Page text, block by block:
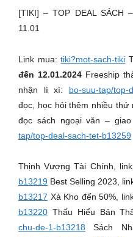
[TIKI] – TOP DEAL SÁCH
11.01
Link mua:tiki?mot-sach-tiki
đến 12.01.2024 Freeship
nhận lì xì: bo-suu-tap/top-
đọc, học hỏi thêm nhiều thứ
đọc sách ngoại văn –
tap/top-deal-sach-tet-b13259
Thịnh Vượng Tài Chính,
b13219 Best Selling 2023,
b13217 Xả Kho đến 50%,
b13220 Thấu Hiểu Bản
chu-de-1-b13218 Sách